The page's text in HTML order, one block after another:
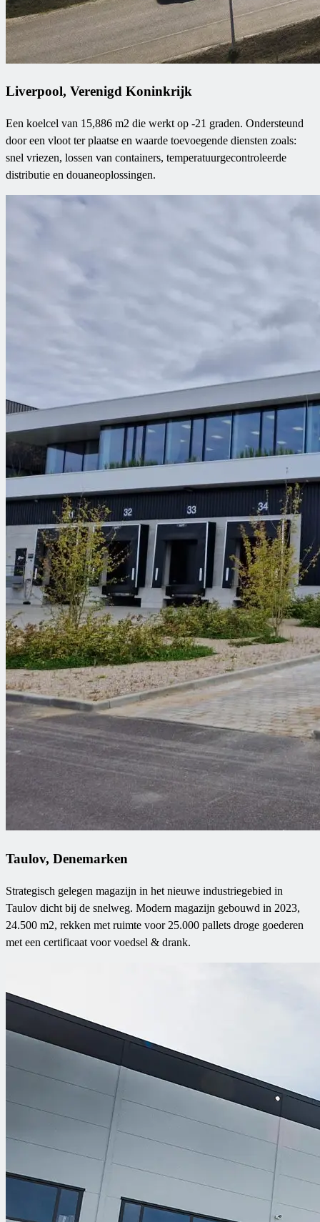
Liverpool, Verenigd Koninkrijk
Een koelcel van 15,886 m2 die werkt op -21 graden. Ondersteund
door een vloot ter plaatse en waarde toevoegende diensten zoals:
snel vriezen, lossen van containers, temperatuurgecontroleerde
distributie en douaneoplossingen.
Taulov, Denemarken
Strategisch gelegen magazijn in het nieuwe industriegebied in
Taulov dicht bij de snelweg. Modern magazijn gebouwd in 2023,
24.500 m2, rekken met ruimte voor 25.000 pallets droge goederen
met een certificaat voor voedsel & drank.